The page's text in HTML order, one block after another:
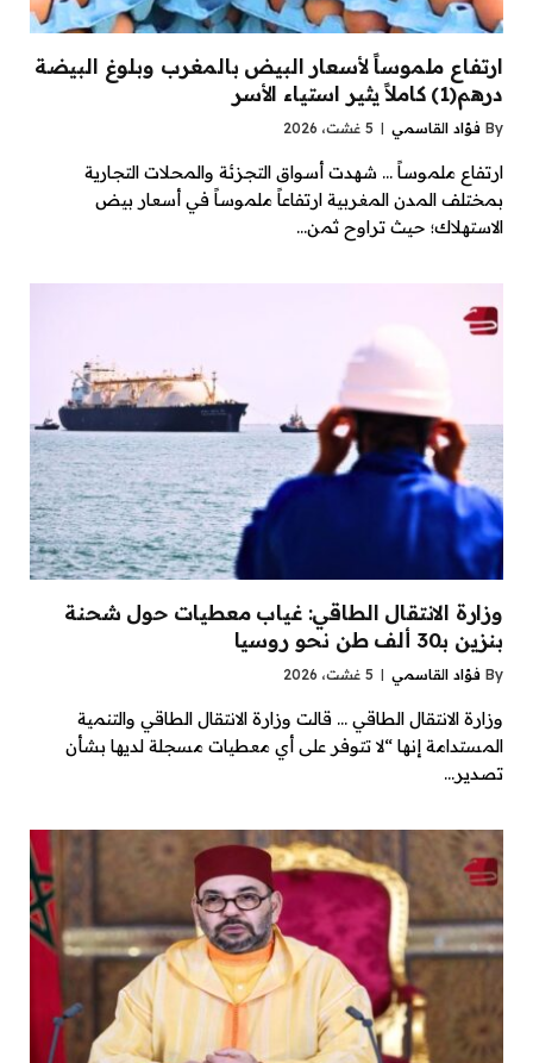
ارتفاع ملموساً لأسعار البيض بالمغرب وبلوغ البيضة
درهم(1) كاملاً يثير استياء الأسر
By فؤاد القاسمي 5 غشت، 2026
ارتفاع ملموساً … شهدت أسواق التجزئة والمحلات التجارية
بمختلف المدن المغربية ارتفاعاً ملموساً في أسعار بيض
الاستهلاك؛ حيث تراوح ثمن…
وزارة الانتقال الطاقي: غياب معطيات حول شحنة
بنزين بـ30 ألف طن نحو روسيا
By فؤاد القاسمي 5 غشت، 2026
وزارة الانتقال الطاقي … قالت وزارة الانتقال الطاقي والتنمية
المستدامة إنها “لا تتوفر على أي معطيات مسجلة لديها بشأن
تصدير…